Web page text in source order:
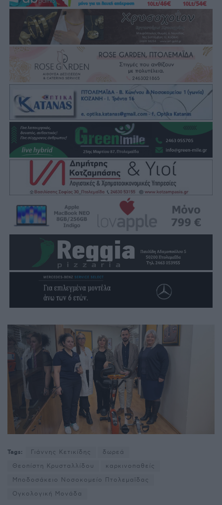
Tags: Γιάννης Κετικίδης
δωρεά
Θεοπίστη Κρυσταλλίδου
καρκινοπαθείς
Μποδοσάκειο Νοσοκομείο Πτολεμαΐδας
Ογκολογική Μονάδα